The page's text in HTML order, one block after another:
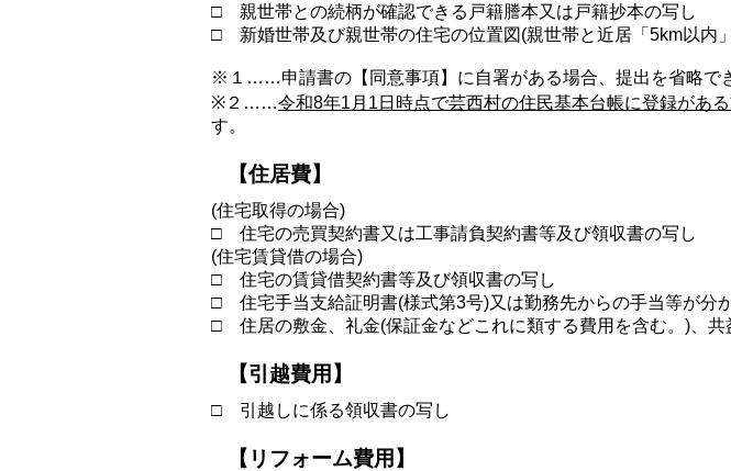
□ 親世帯との続柄が確認できる戸籍謄本又は戸籍抄本の写し
□ 新婚世帯及び親世帯の住宅の位置図(親世帯と近居「5km以内
※１……申請書の【同意事項】に自署がある場合、提出を省略で
※２……令和8年1月1日時点で芸西村の住民基本台帳に登録があ
す。
【住居費】
(住宅取得の場合)
□ 住宅の売買契約書又は工事請負契約書等及び領収書の写し
(住宅賃貸借の場合)
□ 住宅の賃貸借契約書等及び領収書の写し
□ 住宅手当支給証明書(様式第3号)又は勤務先からの手当等が分
□ 住居の敷金、礼金(保証金などこれに類する費用を含む。)、
【引越費用】
□ 引越しに係る領収書の写し
【リフォーム費用】